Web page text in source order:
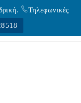
Τηλεφωνικές